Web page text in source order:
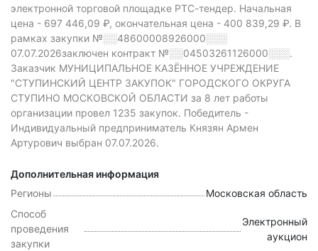
электронной торговой площадке РТС-тендер. Начальная
цена - 697 446,09 ₽, окончательная цена - 400 839,29 ₽. В
рамках закупки №░░48600008926000░░░
07.07.2026заключен контракт №░░04503261126000░░░.
Заказчик МУНИЦИПАЛЬНОЕ КАЗЁННОЕ УЧРЕЖДЕНИЕ
"СТУПИНСКИЙ ЦЕНТР ЗАКУПОК" ГОРОДСКОГО ОКРУГА
СТУПИНО МОСКОВСКОЙ ОБЛАСТИ за 8 лет работы
организации провел 1235 закупок. Победитель -
Индивидуальный предприниматель Князян Армен
Артурович выбран 07.07.2026.
Дополнительная информация
Регионы
Московская область
Способ
проведения
закупки
Электронный
аукцион